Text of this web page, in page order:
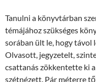
Tanulni a könyvtárban
témájához szükséges
sorában ült le, hogy távol
Olvasott, jegyzetelt,
csattanás zökkentette ki
szétnézett. Pár méterre